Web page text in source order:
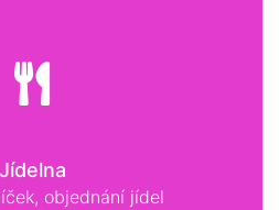
Jídelna
objednání jídel